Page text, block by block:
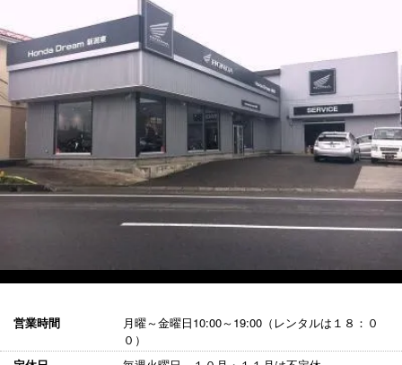
営業時間
月曜～金曜日10:00～19:00（レンタルは１８：０
０）